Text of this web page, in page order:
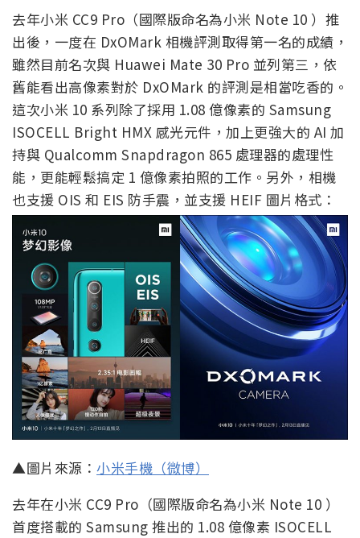
去年小米 CC9 Pro（國際版命名為小米 Note 10 ）推
出後，一度在 DxOMark 相機評測取得第一名的成績，
雖然目前名次與 Huawei Mate 30 Pro 並列第三，依
舊能看出高像素對於 DxOMark 的評測是相當吃香的。
這次小米 10 系列除了採用 1.08 億像素的 Samsung
ISOCELL Bright HMX 感光元件，加上更強大的 AI 加
持與 Qualcomm Snapdragon 865 處理器的處理性
能，更能輕鬆搞定 1 億像素拍照的工作。另外，相機
也支援 OIS 和 EIS 防手震，並支援 HEIF 圖片格式：
▲圖片來源： 小米手機（微博）
去年在小米 CC9 Pro（國際版命名為小米 Note 10 ）
首度搭載的 Samsung 推出的 1.08 億像素 ISOCELL